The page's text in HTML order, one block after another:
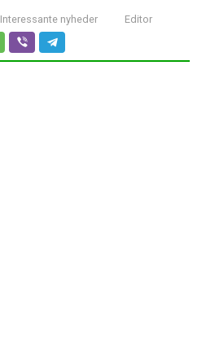
Interessante nyheder Editor